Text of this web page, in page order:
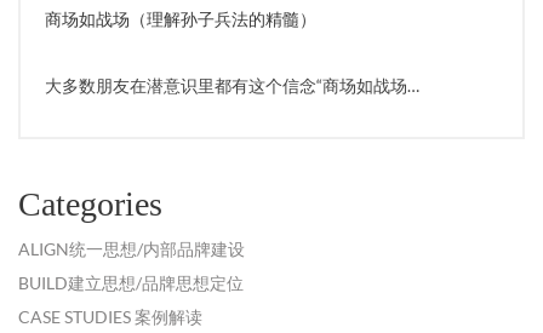
商场如战场（理解孙子兵法的精髓）
大多数朋友在潜意识里都有这个信念“商场如战场…
Categories
ALIGN统一思想/内部品牌建设
BUILD建立思想/品牌思想定位
CASE STUDIES 案例解读